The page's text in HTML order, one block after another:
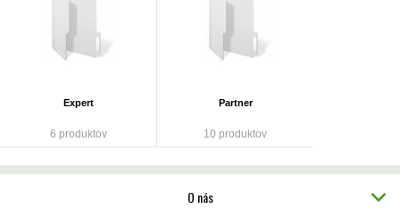
Expert
6 produktov
Partner
10 produktov
O nás